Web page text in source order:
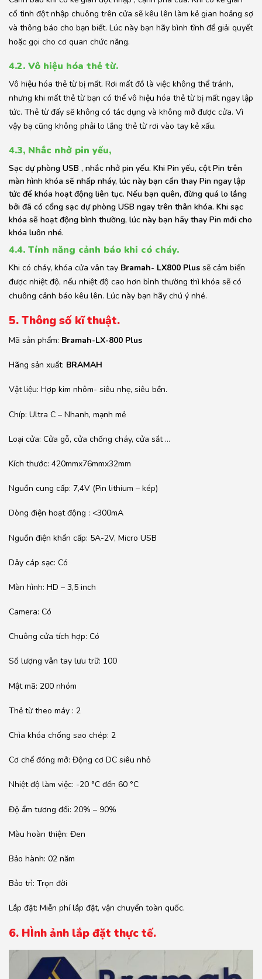
cố tình đột nhập chuông trên cửa sẽ kêu lên làm kẻ gian hoảng sợ
và thông báo cho bạn biết. Lúc này bạn hãy bình tĩnh để giải quyết
hoặc gọi cho cơ quan chức năng.
4.2. Vô hiệu hóa thẻ từ.
Vô hiệu hóa thẻ từ bị mất. Rơi mất đồ là việc không thể tránh,
nhưng khi mất thẻ từ bạn có thể vô hiệu hóa thẻ từ bị mất ngay lập
tức. Thẻ từ đấy sẽ không có tác dụng và không mở được cửa. Vì
vậy bạ cũng không phải lo lắng thẻ từ rơi vào tay kẻ xấu.
4.3, Nhắc nhở pin yếu,
Sạc dự phòng USB , nhắc nhở pin yếu. Khi Pin yếu, cột Pin trên
màn hình khóa sẽ nhấp nháy, lúc này bạn cần thay Pin ngay lập
tức để khóa hoạt động liên tục. Nếu bạn quên, đừng quá lo lắng
bởi đã có cổng sạc dự phòng USB ngay trên thân khóa. Khi sạc
khóa sẽ hoạt động bình thường, lúc này bạn hãy thay Pin mới cho
khóa luôn nhé.
4.4. Tính năng cảnh báo khi có cháy.
Khi có cháy, khóa cửa vân tay Bramah- LX800 Plus sẽ cảm biến
được nhiệt độ, nếu nhiệt độ cao hơn bình thường thì khóa sẽ có
chuông cảnh báo kêu lên. Lúc này bạn hãy chú ý nhé.
5. Thông số kĩ thuật.
Mã sản phẩm: Bramah-LX-800 Plus
Hãng sản xuất: BRAMAH
Vật liệu: Hợp kim nhôm- siêu nhẹ, siêu bền.
Chíp: Ultra C – Nhanh, mạnh mẻ
Loại cửa: Cửa gỗ, cửa chống cháy, cửa sắt …
Kích thước: 420mmx76mmx32mm
Nguồn cung cấp: 7,4V (Pin lithium – kép)
Dòng điện hoạt động : <300mA
Nguồn điện khẩn cấp: 5A-2V, Micro USB
Dây cáp sạc: Có
Màn hình: HD – 3,5 inch
Camera: Có
Chuông cửa tích hợp: Có
Số lượng vân tay lưu trữ: 100
Mật mã: 200 nhóm
Thẻ từ theo máy : 2
Chìa khóa chống sao chép: 2
Cơ chế đóng mở: Động cơ DC siêu nhỏ
Nhiệt độ làm việc: -20 °C đến 60 °C
Độ ẩm tương đối: 20% – 90%
Màu hoàn thiện: Đen
Bảo hành: 02 năm
Bảo trì: Trọn đời
Lắp đặt: Miễn phí lắp đặt, vận chuyển toàn quốc.
6. HÌnh ảnh lắp đặt thực tế.